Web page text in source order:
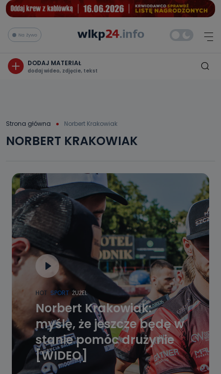
Na żywo
DODAJ MATERIAŁ
dodaj wideo, zdjęcie, tekst
Strona główna Norbert Krakowiak
NORBERT KRAKOWIAK
HOT SPORT ŻUŻEL
Norbert Krakowiak:
myślę, że jeszcze będę w
stanie pomóc drużynie
[WIDEO]